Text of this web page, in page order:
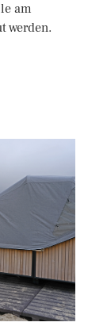
am
werden.